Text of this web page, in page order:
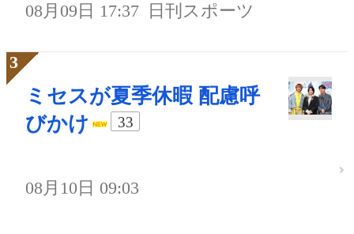
08月09日 17:37 日刊スポーツ
ミセスが夏季休暇 配慮呼
びかけ
33
08月10日 09:03